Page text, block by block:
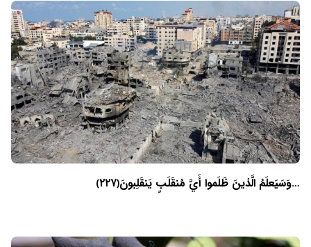
…وَسَيَعلَمُ الَّذينَ ظَلَموا أَيَّ مُنقَلَبٍ يَنقَلِبونَ﴿۲۲۷﴾